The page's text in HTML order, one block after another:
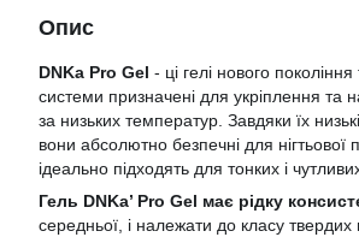
Опис
DNKa Pro Gel - ці гелі нового
системи призначені для укріплення та
за низьких температур. Завдяки їх
вони абсолютно безпечні для нігтьової
ідеально підходять для тонких і чутливих
Гель DNKa’ Pro Gel має рідку
середньої, і належати до класу твердих